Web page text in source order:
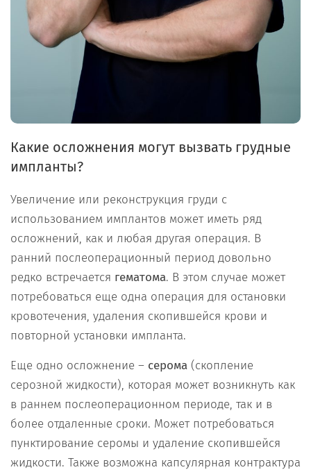
Какие осложнения могут вызвать грудные
импланты?
Увеличение или реконструкция груди с
использованием имплантов может иметь ряд
осложнений, как и любая другая операция. В
ранний послеоперационный период довольно
редко встречается гематома. В этом случае может
потребоваться еще одна операция для остановки
кровотечения, удаления скопившейся крови и
повторной установки импланта.
Еще одно осложнение – серома (скопление
серозной жидкости), которая может возникнуть как
в раннем послеоперационном периоде, так и в
более отдаленные сроки. Может потребоваться
пунктирование серомы и удаление скопившейся
жидкости. Также возможна капсулярная контрактура